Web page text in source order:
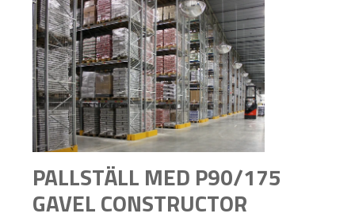
PALLSTÄLL MED P90/175
GAVEL CONSTRUCTOR